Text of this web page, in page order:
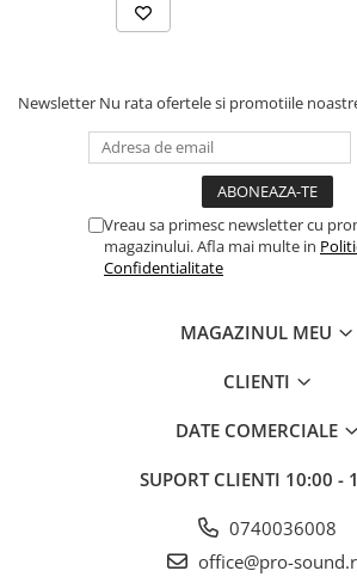
Case-uri de lumini
Efecte de lumini
Masini de fum si ceata
Moving Head-uri
Par Led si Pinspot
Scene şi Ring-uri de Dans
Instrumente cu arcus
Instrumente de percutie
Newsletter Nu rata ofertele si promotiile
Vreau sa primesc newsletter cu
magazinului. Afla mai multe in
Confidentialitate
MAGAZINUL MEU
CLIENTI
DATE COMERCIALE
SUPORT CLIENTI 10:00 -
0740036008
office@pro-